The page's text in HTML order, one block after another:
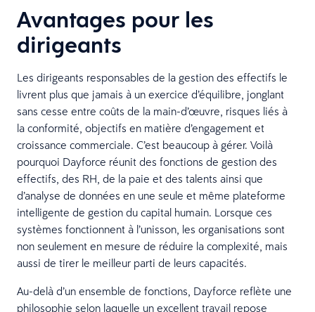
Avantages pour les
dirigeants
Les dirigeants responsables de la gestion des effectifs le
livrent plus que jamais à un exercice d’équilibre, jonglant
sans cesse entre coûts de la main-d’œuvre, risques liés à
la conformité, objectifs en matière d’engagement et
croissance commerciale. C’est beaucoup à gérer. Voilà
pourquoi Dayforce réunit des fonctions de gestion des
effectifs, des RH, de la paie et des talents ainsi que
d’analyse de données en une seule et même plateforme
intelligente de gestion du capital humain. Lorsque ces
systèmes fonctionnent à l’unisson, les organisations sont
non seulement en mesure de réduire la complexité, mais
aussi de tirer le meilleur parti de leurs capacités.
Au-delà d’un ensemble de fonctions, Dayforce reflète une
philosophie selon laquelle un excellent travail repose